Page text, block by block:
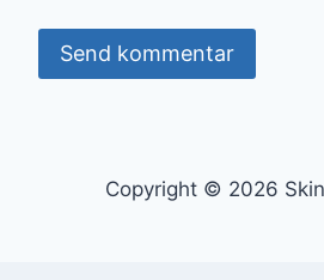
Copyright © 2026